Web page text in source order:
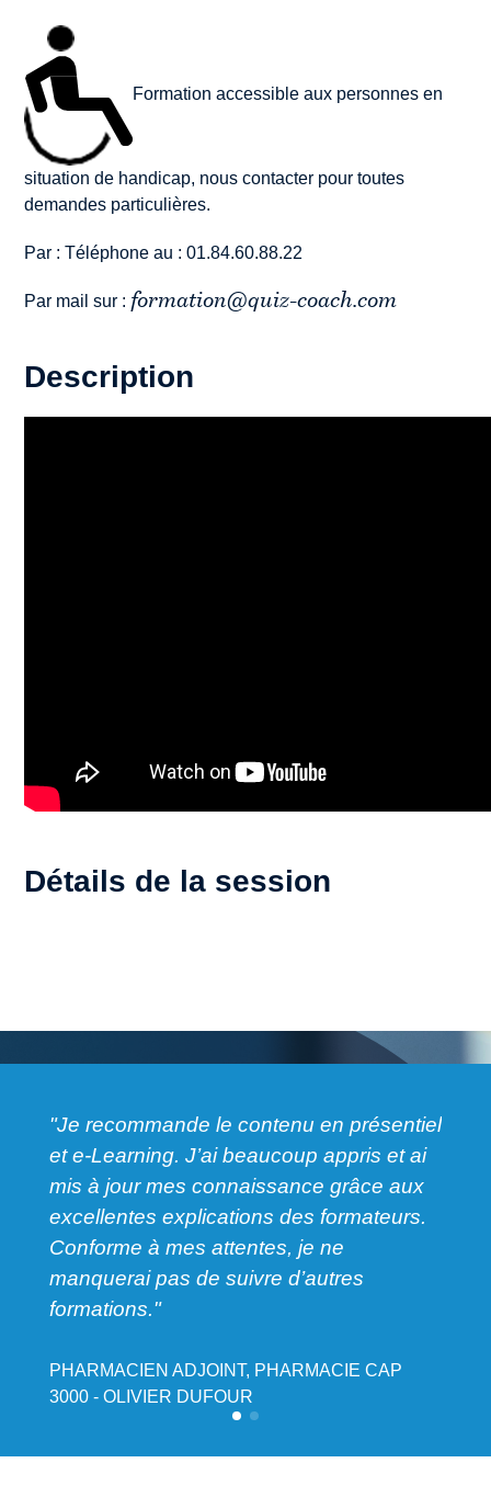
Formation accessible aux personnes en
situation de handicap, nous contacter pour toutes
demandes particulières.
Par : Téléphone au : 01.84.60.88.22
Par mail sur : formation@quiz-coach.com
Description
Détails de la session
"Je recommande le contenu en présentiel
et e-Learning. J’ai beaucoup appris et ai
mis à jour mes connaissance grâce aux
excellentes explications des formateurs.
Conforme à mes attentes, je ne
manquerai pas de suivre d’autres
formations."
PHARMACIEN ADJOINT, PHARMACIE CAP
3000 - OLIVIER DUFOUR